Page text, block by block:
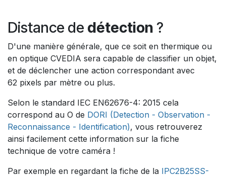
Distance de détection ?
D'une manière générale, que ce soit en thermique ou
en optique CVEDIA sera capable de classifier un objet,
et de déclencher une action correspondant avec
62 pixels par mètre ou plus.
Selon le standard IEC EN62676-4: 2015 cela
correspond au O de DORI (Detection - Observation -
Reconnaissance - Identification), vous retrouverez
ainsi facilement cette information sur la fiche
technique de votre caméra !
Par exemple en regardant la fiche de la IPC2B25SS-